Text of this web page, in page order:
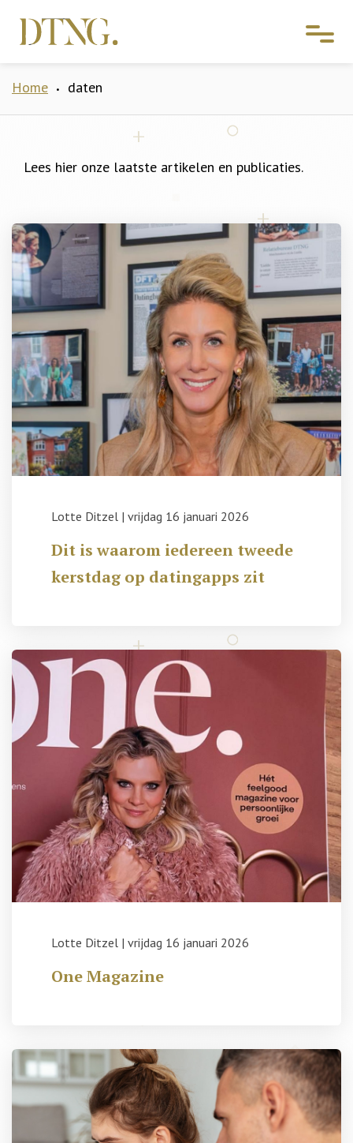
Home • daten
Lees hier onze laatste artikelen en publicaties.
Lotte Ditzel | vrijdag 16 januari 2026
Dit is waarom iedereen tweede
kerstdag op datingapps zit
Lotte Ditzel | vrijdag 16 januari 2026
One Magazine